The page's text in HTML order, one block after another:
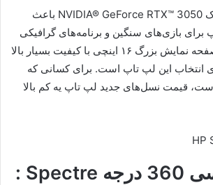
همچنین، کارت گرافیک NVIDIA® GeForce RTX™ 3050 باعث
برای بازی‌های سنگین و برنامه‌های گرافیکی
قوی مناسب باشد. صفحه نمایش بزرگ ۱۶ اینچی با کیفیت بسیار بالا
انتخاب این لپ تاپ است. برای کسانی که
قیمت نسل‌های جدید لپ تاپ یه کم بالا
لپ تاپ لمسی 360 درجه Spectre :